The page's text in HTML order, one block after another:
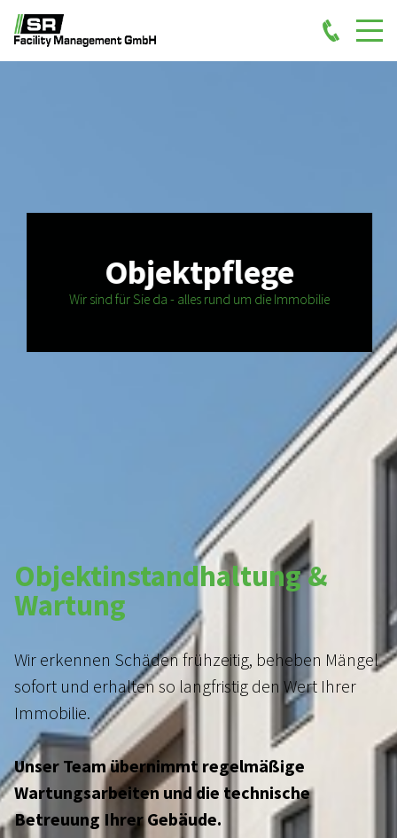
HOME
ÜBER UNS
Objektpflege
Wir sind für Sie da - alles rund um die Immobilie
Objektinstandhaltung &
Wartung
Wir erkennen Schäden frühzeitig, beheben Mängel
sofort und erhalten so langfristig den Wert Ihrer
Immobilie.
Unser Team übernimmt regelmäßige
Wartungsarbeiten und die technische
Betreuung Ihrer Gebäude.